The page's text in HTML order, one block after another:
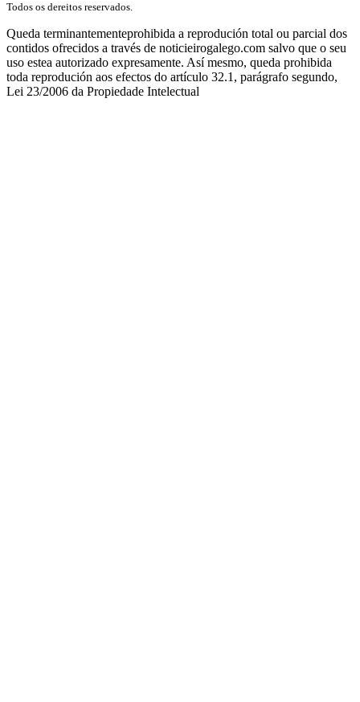
Todos os dereitos reservados.
Queda terminantementeprohibida a reprodución total ou parcial dos
contidos ofrecidos a través de noticieirogalego.com salvo que o seu
uso estea autorizado expresamente. Así mesmo, queda prohibida
toda reprodución aos efectos do artículo 32.1, parágrafo segundo,
Lei 23/2006 da Propiedade Intelectual